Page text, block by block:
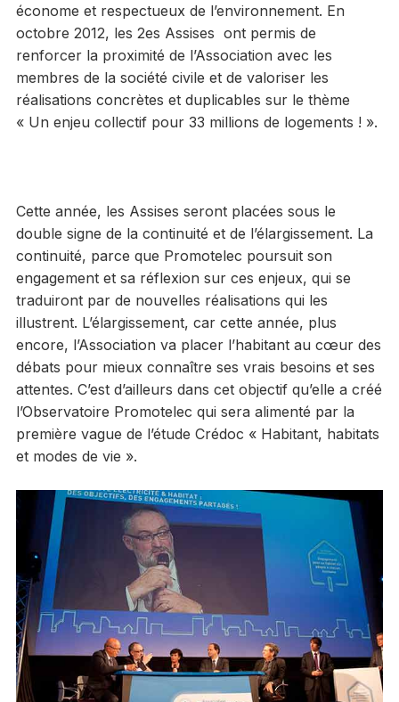
économe et respectueux de l’environnement. En
octobre 2012, les 2es Assises ont permis de
renforcer la proximité de l’Association avec les
membres de la société civile et de valoriser les
réalisations concrètes et duplicables sur le thème
« Un enjeu collectif pour 33 millions de logements ! ».
Cette année, les Assises seront placées sous le
double signe de la continuité et de l’élargissement. La
continuité, parce que Promotelec poursuit son
engagement et sa réflexion sur ces enjeux, qui se
traduiront par de nouvelles réalisations qui les
illustrent. L’élargissement, car cette année, plus
encore, l’Association va placer l’habitant au cœur des
débats pour mieux connaître ses vrais besoins et ses
attentes. C’est d’ailleurs dans cet objectif qu’elle a créé
l’Observatoire Promotelec qui sera alimenté par la
première vague de l’étude Crédoc « Habitant, habitats
et modes de vie ».